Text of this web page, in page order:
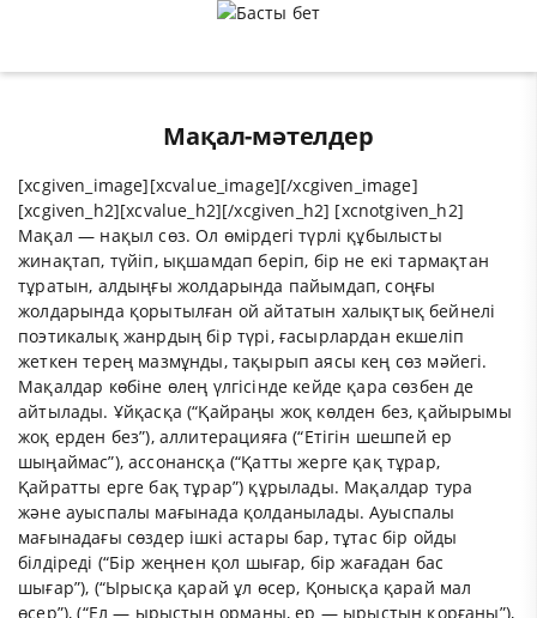
Мақал-мәтелдер
[xcgiven_image][xcvalue_image][/xcgiven_image]
[xcgiven_h2][xcvalue_h2][/xcgiven_h2] [xcnotgiven_h2]
Мақал — нақыл сөз. Ол өмірдегі түрлі құбылысты
жинақтап, түйіп, ықшамдап беріп, бір не екі тармақтан
тұратын, алдыңғы жолдарында пайымдап, соңғы
жолдарында қорытылған ой айтатын халықтық бейнелі
поэтикалық жанрдың бір түрі, ғасырлардан екшеліп
жеткен терең мазмұнды, тақырып аясы кең сөз мәйегі.
Мақалдар көбіне өлең үлгісінде кейде қара сөзбен де
айтылады. Ұйқасқа (“Қайраңы жоқ көлден без, қайырымы
жоқ ерден без”), аллитерацияға (“Етігін шешпей ер
шыңаймас”), ассонансқа (“Қатты жерге қақ тұрар,
Қайратты ерге бақ тұрар”) құрылады. Мақалдар тура
және ауыспалы мағынада қолданылады. Ауыспалы
мағынадағы сөздер ішкі астары бар, тұтас бір ойды
білдіреді (“Бір жеңнен қол шығар, бір жағадан бас
шығар”), (“Ырысқа қарай ұл өсер, Қонысқа қарай мал
өсер”), (“Ел — ырыстың орманы, ер — ырыстың қорғаны”),